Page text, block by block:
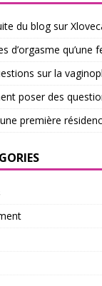
du blog sur
d’orgasme
sur la
poser des
première